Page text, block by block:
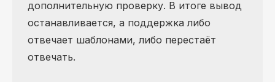
дополнительную проверку. В итоге вывод
останавливается, а поддержка либо
отвечает шаблонами, либо перестаёт
отвечать.